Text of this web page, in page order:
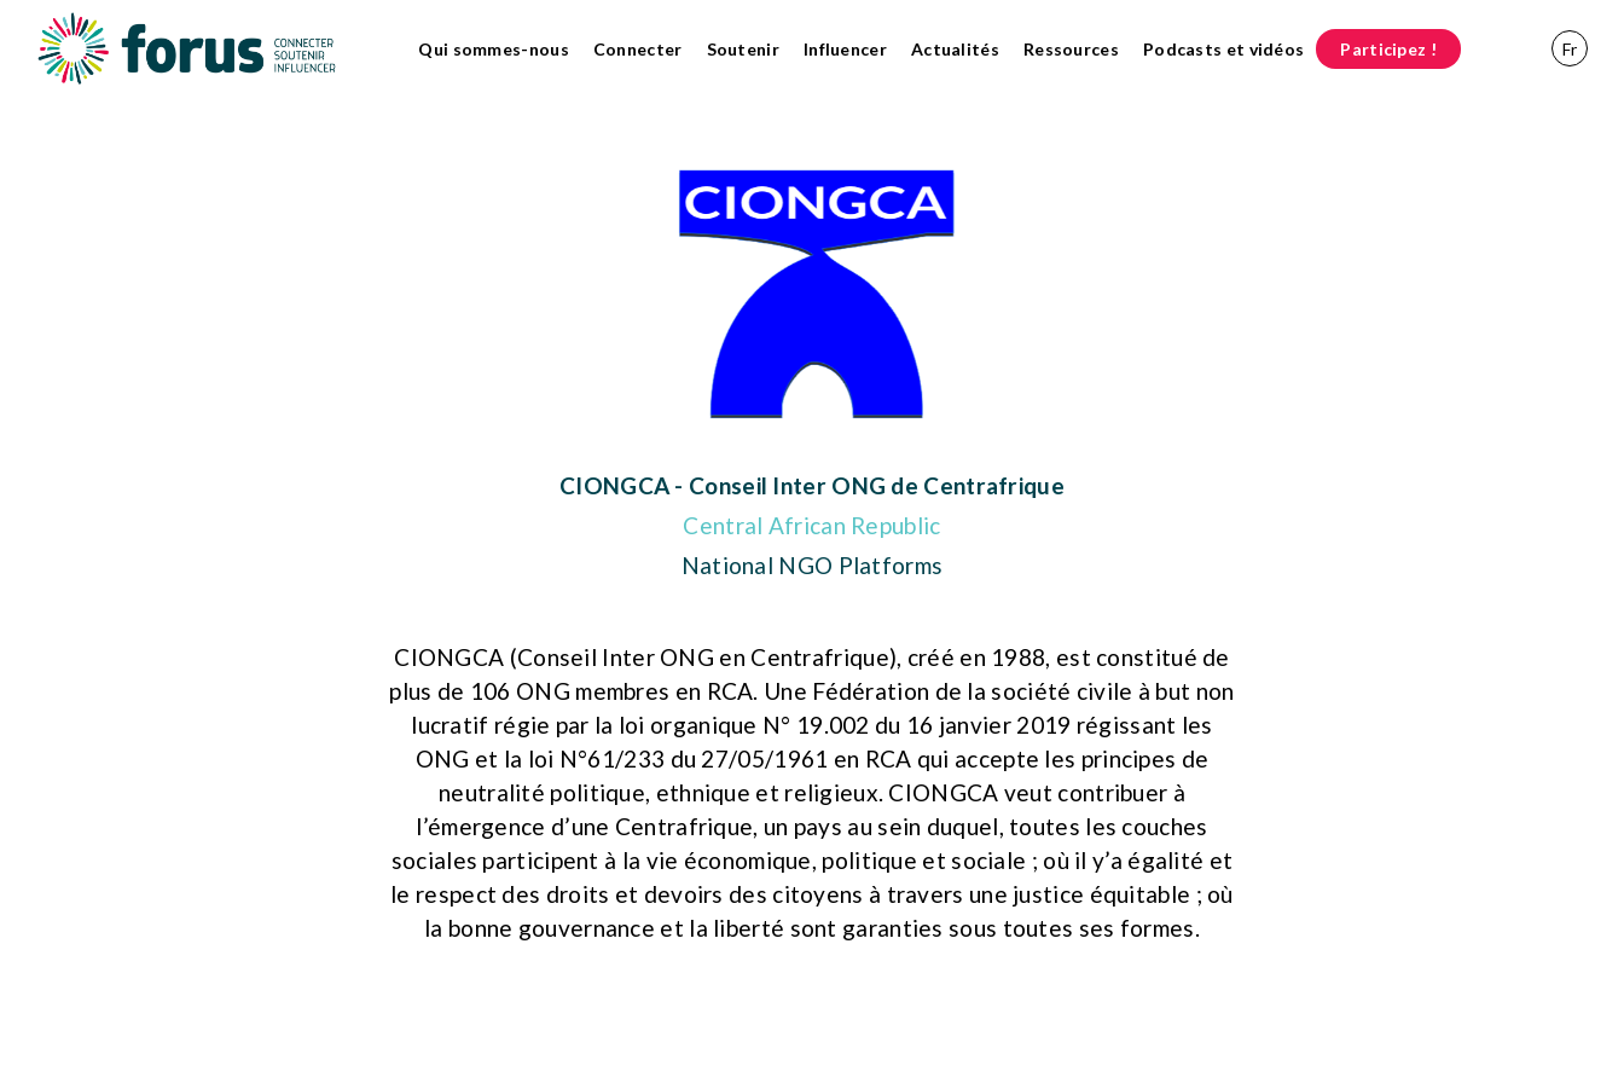
Qui sommes-nous Connecter Soutenir Influencer Actualités Ressources Podcasts et vidéos Participez ! Fr
CIONGCA - Conseil Inter ONG de Centrafrique
Central African Republic
National NGO Platforms
CIONGCA (Conseil Inter ONG en Centrafrique), créé en 1988, est constitué de
plus de 106 ONG membres en RCA. Une Fédération de la société civile à but non
lucratif régie par la loi organique N° 19.002 du 16 janvier 2019 régissant les
ONG et la loi N°61/233 du 27/05/1961 en RCA qui accepte les principes de
neutralité politique, ethnique et religieux. CIONGCA veut contribuer à
l’émergence d’une Centrafrique, un pays au sein duquel, toutes les couches
sociales participent à la vie économique, politique et sociale ; où il y’a égalité et
le respect des droits et devoirs des citoyens à travers une justice équitable ; où
la bonne gouvernance et la liberté sont garanties sous toutes ses formes.